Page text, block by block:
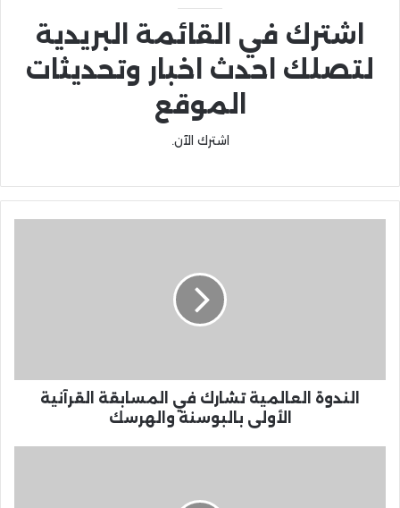
اشترك في القائمة البريدية
لتصلك احدث اخبار وتحديثات
الموقع
اشترك الآن.
الندوة العالمية تشارك في المسابقة القرآنية
الأولى بالبوسنة والهرسك